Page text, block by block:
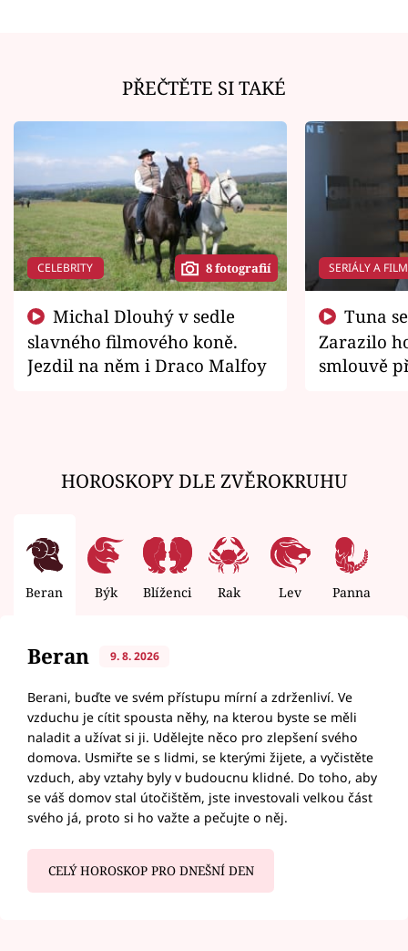
PŘEČTĚTE SI TAKÉ
CELEBRITY 8 fotografií
slavného filmového koně.
Jezdil na něm i Draco Malfoy
SERIÁLY A
Zarazilo
smlouvě
HOROSKOPY DLE ZVĚROKRUHU
Beran Býk Blíženci Rak Lev Panna
Beran 9. 8. 2026
Berani, buďte ve svém přístupu mírní a zdrženliví. Ve
vzduchu je cítit spousta něhy, na kterou byste se měli
naladit a užívat si ji. Udělejte něco pro zlepšení svého
domova. Usmiřte se s lidmi, se kterými žijete, a vyčistěte
vzduch, aby vztahy byly v budoucnu klidné. Do toho, aby
se váš domov stal útočištěm, jste investovali velkou část
svého já, proto si ho važte a pečujte o něj.
CELÝ HOROSKOP PRO DNEŠNÍ DEN